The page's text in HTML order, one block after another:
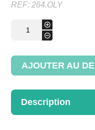
REF:264.OLY
-
+
AJOUTER AU
Description